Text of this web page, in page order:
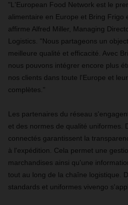
"L'European Food Network est le
alimentaire en Europe et Bring Frigo
affirme Alfred Miller, Managing
Logistics. "Nous partageons un
meilleure qualité et efficacité. Avec
nous pouvons intégrer encore plus
nos clients dans toute l'Europe et
complètes."
Les partenaires du réseau
et des normes de qualité uniformes.
connectés garantissent la
à l'expédition. Cela permet une
marchandises ainsi qu'une
tout au long de la chaîne logistique.
standards et uniformes vivengo